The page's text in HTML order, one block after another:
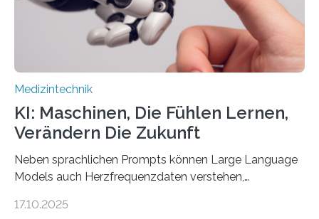
und in Notfällen selbstständig Alarm schlägt. „Die Idee
Medizintechnik
KI: Maschinen, Die Fühlen Lernen,
Verändern Die Zukunft
Neben sprachlichen Prompts können Large Language
Models auch Herzfrequenzdaten verstehen,
haben Dr. Morris Gellisch, ehemals an der Ruhr-
17.10.2025